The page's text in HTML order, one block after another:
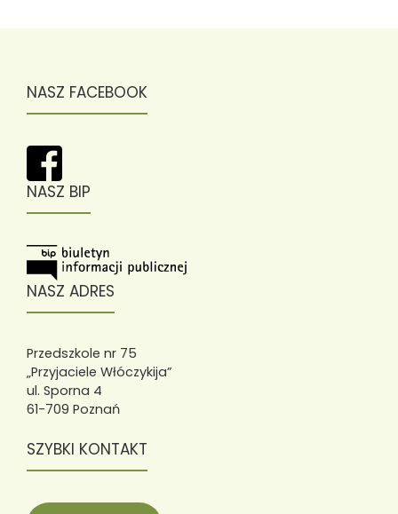
NASZ FACEBOOK
NASZ BIP
NASZ ADRES
Przedszkole nr 75
„Przyjaciele Włóczykija”
ul. Sporna 4
61-709 Poznań
SZYBKI KONTAKT